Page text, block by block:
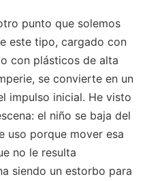
punto que solemos
este tipo, cargado con
con plásticos de alta
se convierte en un
impulso inicial. He visto
el niño se baja del
uso porque mover esa
no le resulta
siendo un estorbo para